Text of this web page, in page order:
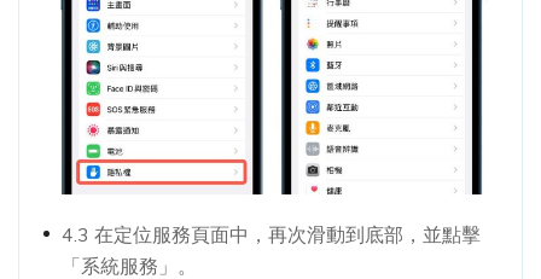
4.3 在定位服務頁面中，再次滑動到底部，並點擊
「系統服務」。